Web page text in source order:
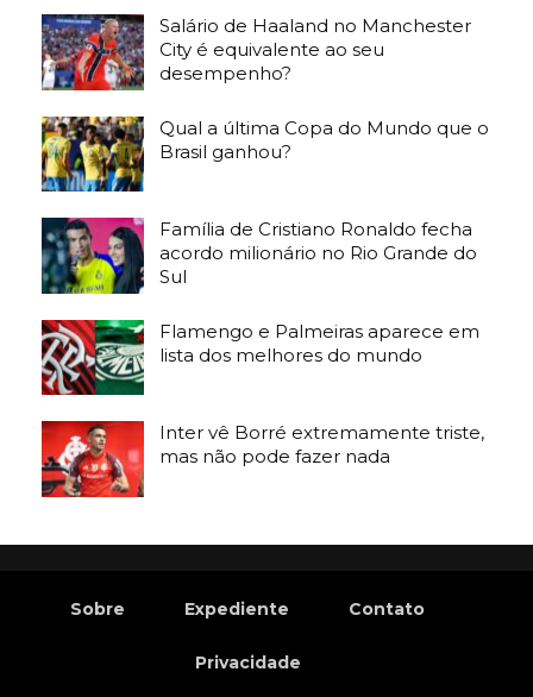
Salário de Haaland no Manchester
City é equivalente ao seu
desempenho?
Qual a última Copa do Mundo que o
Brasil ganhou?
Família de Cristiano Ronaldo fecha
acordo milionário no Rio Grande do
Sul
Flamengo e Palmeiras aparece em
lista dos melhores do mundo
Inter vê Borré extremamente triste,
mas não pode fazer nada
Sobre Expediente Contato
Privacidade